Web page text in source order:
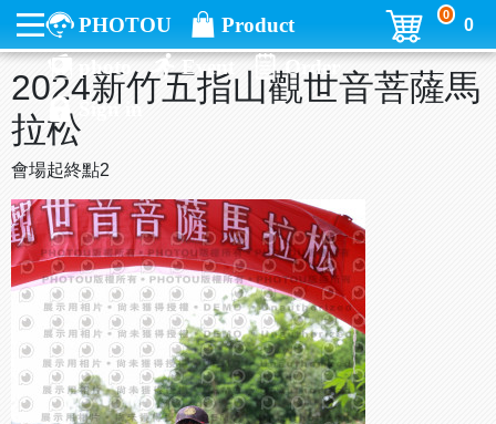
PHOTOU
Product
photo
Event
Order
Sign in
0
0
2024新竹五指山觀世音菩薩馬
拉松
會場起終點2